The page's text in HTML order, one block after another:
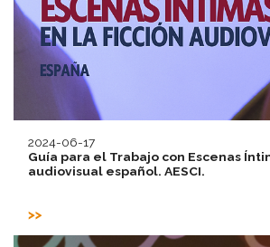
2024-06-17
Guía para el Trabajo con Escenas
audiovisual español. AESCI.